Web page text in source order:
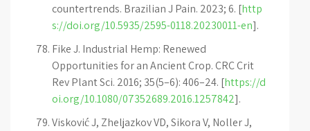
countertrends. Brazilian J Pain. 2023; 6. [http
s://doi.org/10.5935/2595-0118.20230011-en].
Fike J. Industrial Hemp: Renewed
Opportunities for an Ancient Crop. CRC Crit
Rev Plant Sci. 2016; 35(5–6): 406–24. [https://d
oi.org/10.1080/07352689.2016.1257842].
Visković J, Zheljazkov VD, Sikora V, Noller J,